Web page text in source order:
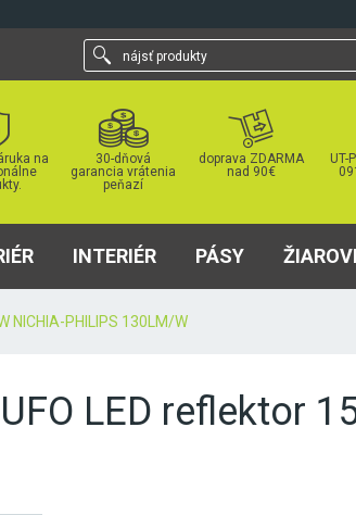
nájsť
produkty
na
30-dňová
garancia vrátenia
peňazí
doprava ZDARMA
nad 90€
UT-
INTERIÉR PÁSY
NICHIA-PHILIPS 130LM/W
LED reflektor